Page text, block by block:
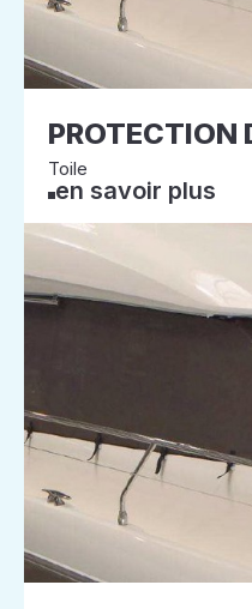
PROTECTION
Toile
en savoir plus